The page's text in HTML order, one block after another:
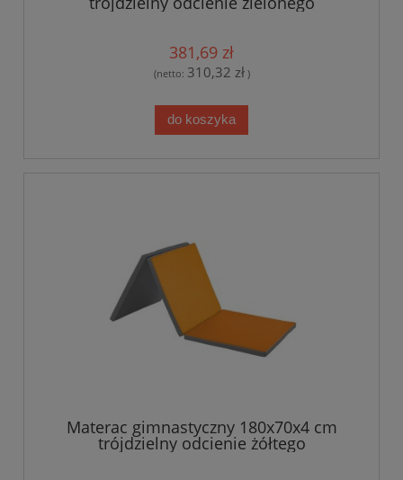
381,69 zł
(netto: 310,32 zł)
do koszyka
Materac gimnastyczny 180x70x4 cm
trójdzielny odcienie żółtego